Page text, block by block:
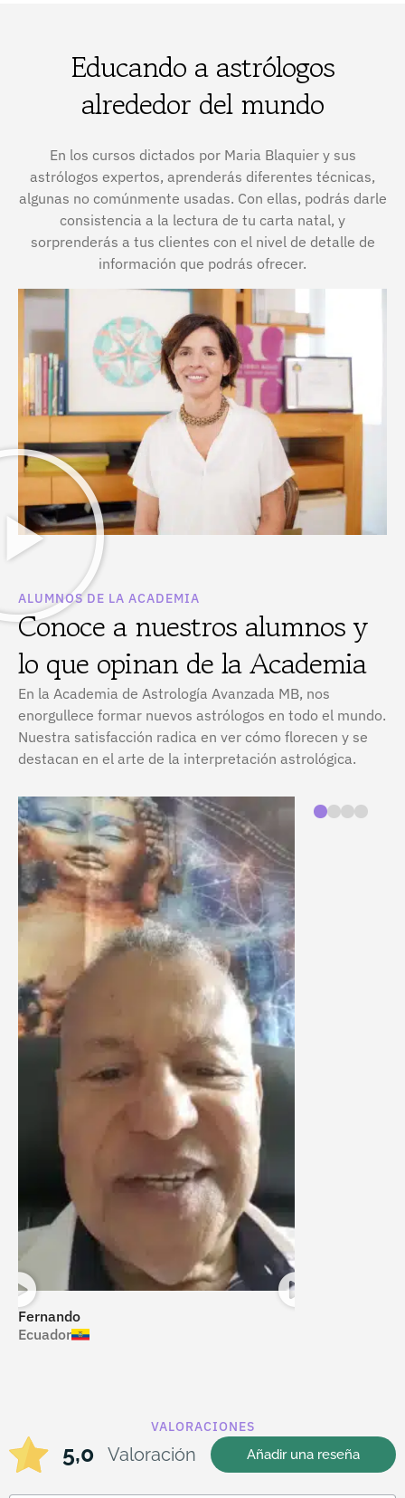
Educando a astrólogos
alrededor del mundo
En los cursos dictados por Maria Blaquier y sus
astrólogos expertos, aprenderás diferentes técnicas,
algunas no comúnmente usadas. Con ellas, podrás darle
consistencia a la lectura de tu carta natal, y
sorprenderás a tus clientes con el nivel de detalle de
información que podrás ofrecer.
ALUMNOS DE LA ACADEMIA
Conoce a nuestros alumnos y
lo que opinan de la Academia
En la Academia de Astrología Avanzada MB, nos
enorgullece formar nuevos astrólogos en todo el mundo.
Nuestra satisfacción radica en ver cómo florecen y se
destacan en el arte de la interpretación astrológica.
Fernando
Ecuador
VALORACIONES
5,0 Valoración Añadir una reseña